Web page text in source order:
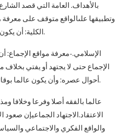
بالأهداف. العامة التي قصد
وتطبيقها علىالواقع متوقف على
الكلية: أن يكون عارفا بالقواعد الكلية للفه.
الإسلامي.-معرفة مواقع الإجماع:
الإجماع حتى لا يجتهد أو يفتي بخلاف
أحوال عصره: وأن يكون عالما بوقائع أحوال الناس ومعاملاتهم.
عالما بالفقه أصلا وفرعا وخلافا
الاعتقاد.الاجتهاد الجماعيإن
والواقع الفكري والاجتماعي